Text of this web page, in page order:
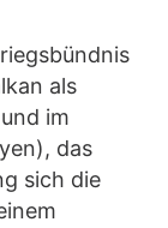
als
im
das
sich die